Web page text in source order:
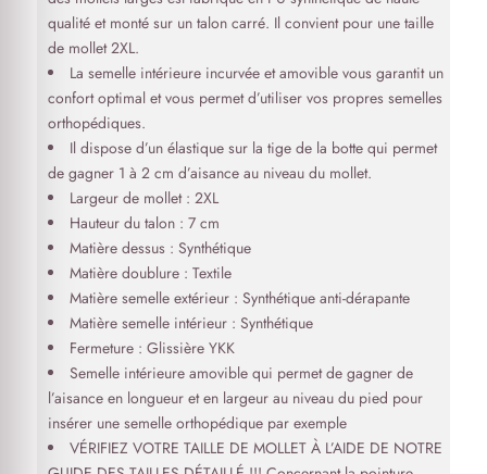
qualité et monté sur un talon carré. Il convient pour une taille
de mollet 2XL.
La semelle intérieure incurvée et amovible vous garantit un
confort optimal et vous permet d’utiliser vos propres semelles
orthopédiques.
Il dispose d’un élastique sur la tige de la botte qui permet
de gagner 1 à 2 cm d’aisance au niveau du mollet.
Largeur de mollet : 2XL
Hauteur du talon : 7 cm
Matière dessus : Synthétique
Matière doublure : Textile
Matière semelle extérieur : Synthétique anti-dérapante
Matière semelle intérieur : Synthétique
Fermeture : Glissière YKK
Semelle intérieure amovible qui permet de gagner de
l’aisance en longueur et en largeur au niveau du pied pour
insérer une semelle orthopédique par exemple
VÉRIFIEZ VOTRE TAILLE DE MOLLET À L’AIDE DE NOTRE